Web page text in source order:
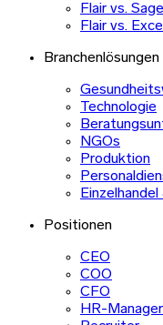
Flair vs.
Flair vs.
Branchenlösungen
Technologie
NGOs
Produktion
Positionen
CEO
COO
CFO
HR-Manager